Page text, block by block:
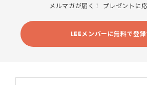
メルマガが届く！ プレゼントに
LEEメンバーに無料で登